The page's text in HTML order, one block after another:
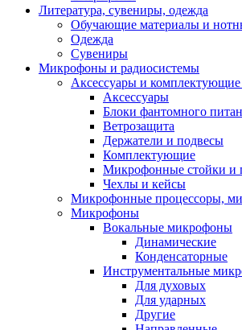
Литература, сувениры, одежда
Обучающие материалы и
Одежда
Сувениры
Микрофоны и радиосистемы
Аксессуары и
Аксессуары
Блоки фантомного
Ветрозащита
Держатели и подвесы
Комплектующие
Микрофонные стойки и
Чехлы и кейсы
Микрофонные процессоры,
Микрофоны
Вокальные микрофоны
Динамические
Конденсаторные
Инструментальные
Для духовых
Для ударных
Другие